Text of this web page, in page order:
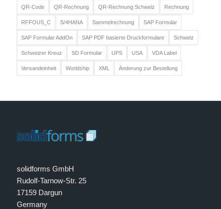
QR-Code QR-Rechnung QR-Rechnung Schweiz Rechnung
RFFOUS_C S/4HANA Sammelrechnung SAP Formular
SAP Formular AddOn SAP PDF basierte Druckformulare Schweiz
Schweizer Kreuz SD Formular UPS USA VDA Label
Versandeinheit Worldship XML Änderung zur Bestellung
solidforms GmbH
Rudolf-Tarnow-Str. 25
17159 Dargun
Germany